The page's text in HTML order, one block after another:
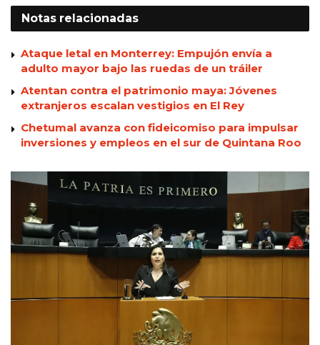
Notas relacionadas
Ataque letal en Monterrey: Empujón envía a
adulto mayor bajo las ruedas de un tráiler
Atentan contra el patrimonio maya: Jóvenes
extranjeros escalan vestigios en El Rey
Chetumal avanza con fideicomiso para impulsar
inversiones y empleos en el sur de Quintana Roo